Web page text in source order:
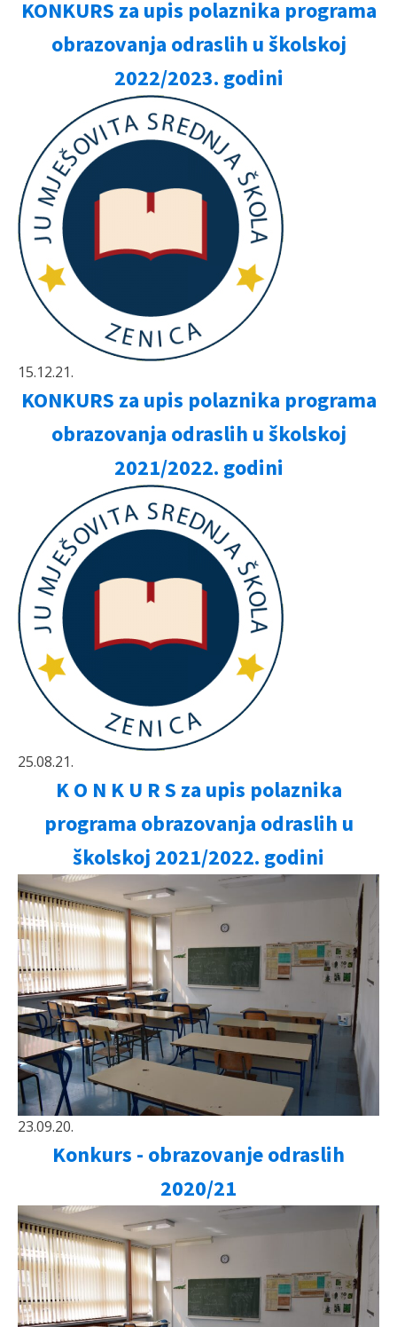
KONKURS za upis polaznika programa
obrazovanja odraslih u školskoj
2022/2023. godini
15.12.21.
KONKURS za upis polaznika programa
obrazovanja odraslih u školskoj
2021/2022. godini
25.08.21.
K O N K U R S za upis polaznika
programa obrazovanja odraslih u
školskoj 2021/2022. godini
23.09.20.
Konkurs - obrazovanje odraslih
2020/21